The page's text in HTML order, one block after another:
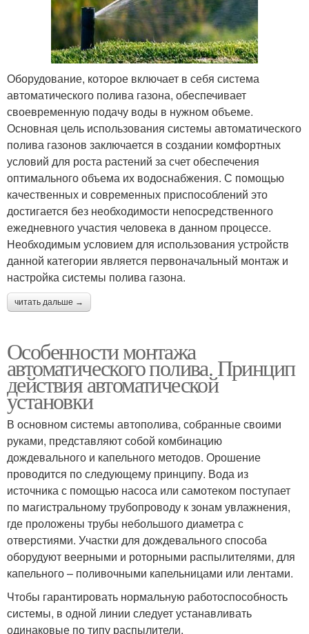
Оборудование, которое включает в себя система
автоматического полива газона, обеспечивает
своевременную подачу воды в нужном объеме.
Основная цель использования системы автоматического
полива газонов заключается в создании комфортных
условий для роста растений за счет обеспечения
оптимального объема их водоснабжения. С помощью
качественных и современных приспособлений это
достигается без необходимости непосредственного
ежедневного участия человека в данном процессе.
Необходимым условием для использования устройств
данной категории является первоначальный монтаж и
настройка системы полива газона.
читать дальше →
Особенности монтажа
автоматического полива. Принцип
действия автоматической
установки
В основном системы автополива, собранные своими
руками, представляют собой комбинацию
дождевального и капельного методов. Орошение
проводится по следующему принципу. Вода из
источника с помощью насоса или самотеком поступает
по магистральному трубопроводу к зонам увлажнения,
где проложены трубы небольшого диаметра с
отверстиями. Участки для дождевального способа
оборудуют веерными и роторными распылителями, для
капельного – поливочными капельницами или лентами.
Чтобы гарантировать нормальную работоспособность
системы, в одной линии следует устанавливать
одинаковые по типу распылители.